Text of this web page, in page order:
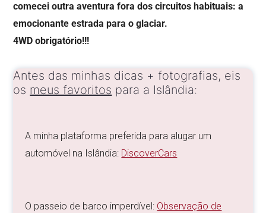
comecei outra aventura fora dos circuitos habituais: a
emocionante estrada para o glaciar.
4WD obrigatório!!!
Antes das minhas dicas + fotografias, eis
os meus favoritos para a Islândia:
A minha plataforma preferida para alugar um
automóvel na Islândia: DiscoverCars
O passeio de barco imperdível: Observação de